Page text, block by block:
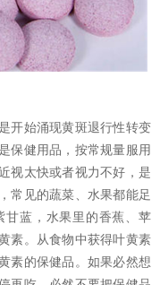
开始涌现黄斑退行性转变
保健用品，按常规量服用
视太快或者视力不好，是
常见的蔬菜、水果都能足
甘蓝，水果里的香蕉、苹
素。从食物中获得叶黄素
素的保健品。如果必然想